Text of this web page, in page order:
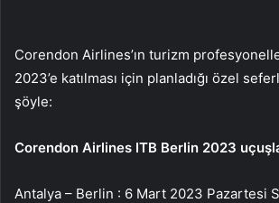
Corendon Airlines’ın turizm
2023’e katılması için planladığı özel
şöyle:
Corendon Airlines ITB Berlin 2023
Antalya – Berlin : 6 Mart 2023 Pazartesi